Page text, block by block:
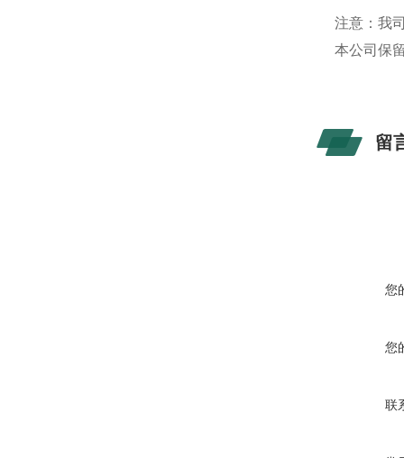
注意：我
本公司保
留
您
您
联